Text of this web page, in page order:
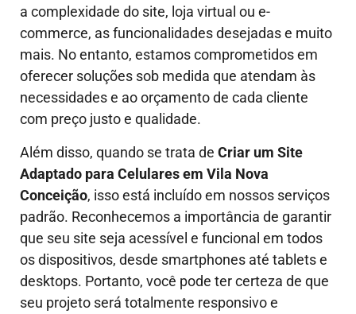
a complexidade do site, loja virtual ou e-
commerce, as funcionalidades desejadas e muito
mais. No entanto, estamos comprometidos em
oferecer soluções sob medida que atendam às
necessidades e ao orçamento de cada cliente
com preço justo e qualidade.
Além disso, quando se trata de Criar um Site
Adaptado para Celulares em Vila Nova
Conceição, isso está incluído em nossos serviços
padrão. Reconhecemos a importância de garantir
que seu site seja acessível e funcional em todos
os dispositivos, desde smartphones até tablets e
desktops. Portanto, você pode ter certeza de que
seu projeto será totalmente responsivo e